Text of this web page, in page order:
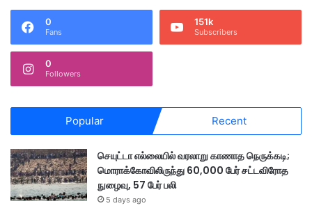
0
Fans
151k
Subscribers
0
Followers
Popular Recent
செயுட்டா எல்லையில் வரலாறு காணாத நெருக்கடி;
மொராக்கோவிலிருந்து 60,000 பேர் சட்டவிரோத
நுழைவு, 57 பேர் பலி
5 days ago